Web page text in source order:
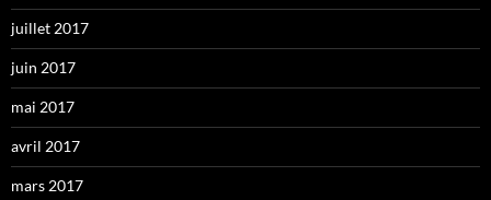
juillet 2017
juin 2017
mai 2017
avril 2017
mars 2017